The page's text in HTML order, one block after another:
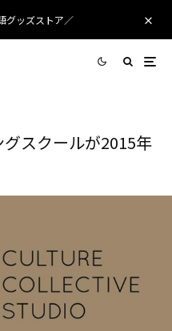
グッズストア／
スクールが2015年